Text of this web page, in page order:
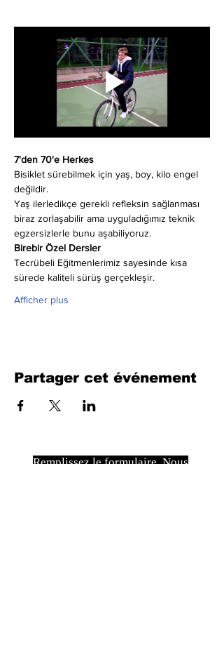
7'den 70'e Herkes
Bisiklet sürebilmek için yaş, boy, kilo engel
değildir.
Yaş ilerledikçe gerekli refleksin sağlanması
biraz zorlaşabilir ama uyguladığımız teknik
egzersizlerle bunu aşabiliyoruz.
Birebir Özel Dersler
Tecrübeli Eğitmenlerimiz sayesinde kısa
sürede kaliteli sürüş gerçekleşir.
Afficher plus
Partager cet événement
Remplissez le formulaire. Nous